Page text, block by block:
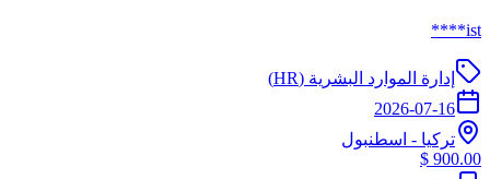
ist****
إدارة الموارد البشرية (HR)
2026-07-16
تركيا - اسطنبول
900.00 $